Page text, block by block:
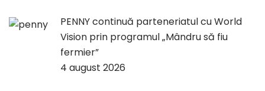
PENNY continuă parteneriatul cu World
Vision prin programul „Mândru să fiu
fermier”
4 august 2026